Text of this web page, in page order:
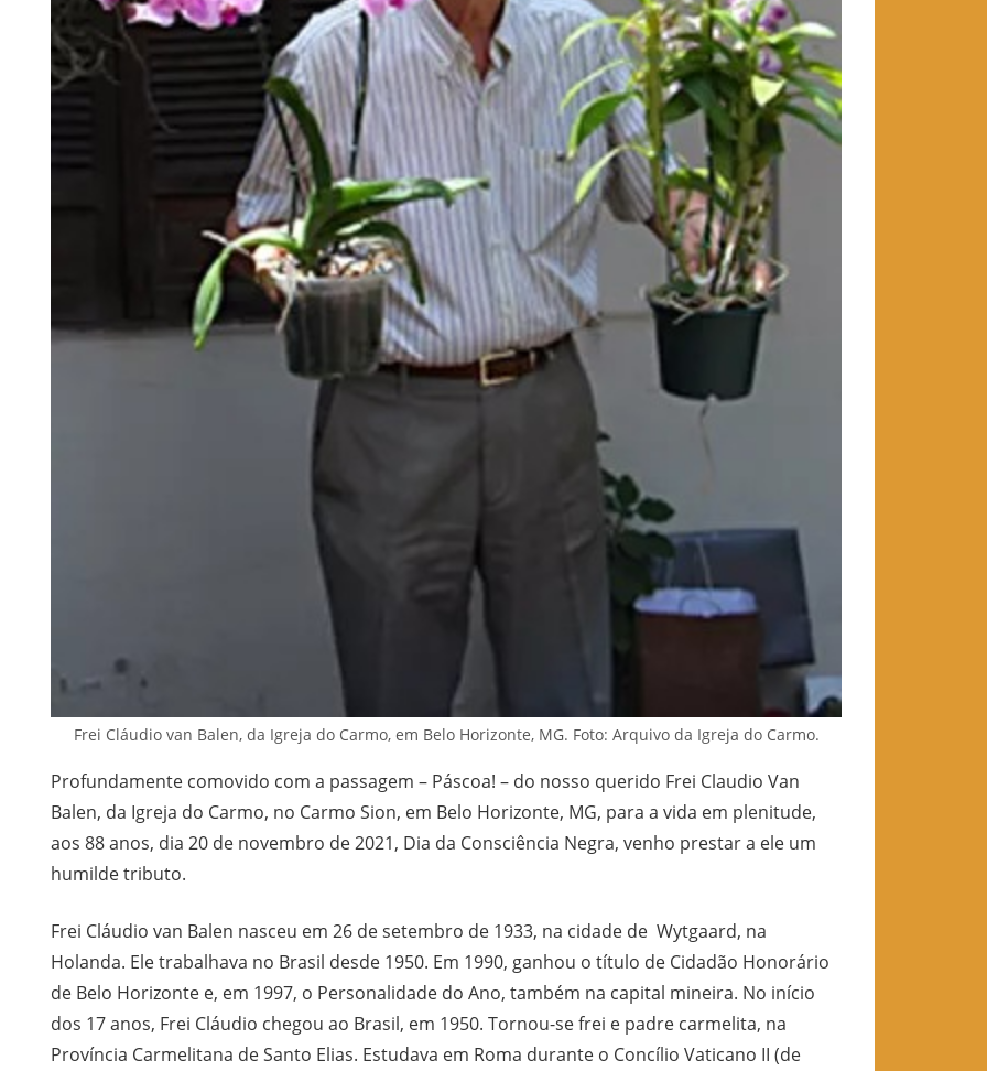
Frei Cláudio van Balen, da Igreja do Carmo, em Belo Horizonte, MG. Foto: Arquivo da Igreja do Carmo.
Profundamente comovido com a passagem – Páscoa! – do nosso querido Frei Claudio Van
Balen, da Igreja do Carmo, no Carmo Sion, em Belo Horizonte, MG, para a vida em plenitude,
aos 88 anos, dia 20 de novembro de 2021, Dia da Consciência Negra, venho prestar a ele um
humilde tributo.
Frei Cláudio van Balen nasceu em 26 de setembro de 1933, na cidade de Wytgaard, na
Holanda. Ele trabalhava no Brasil desde 1950. Em 1990, ganhou o título de Cidadão Honorário
de Belo Horizonte e, em 1997, o Personalidade do Ano, também na capital mineira. No início
dos 17 anos, Frei Cláudio chegou ao Brasil, em 1950. Tornou-se frei e padre carmelita, na
Província Carmelitana de Santo Elias. Estudava em Roma durante o Concílio Vaticano II (de